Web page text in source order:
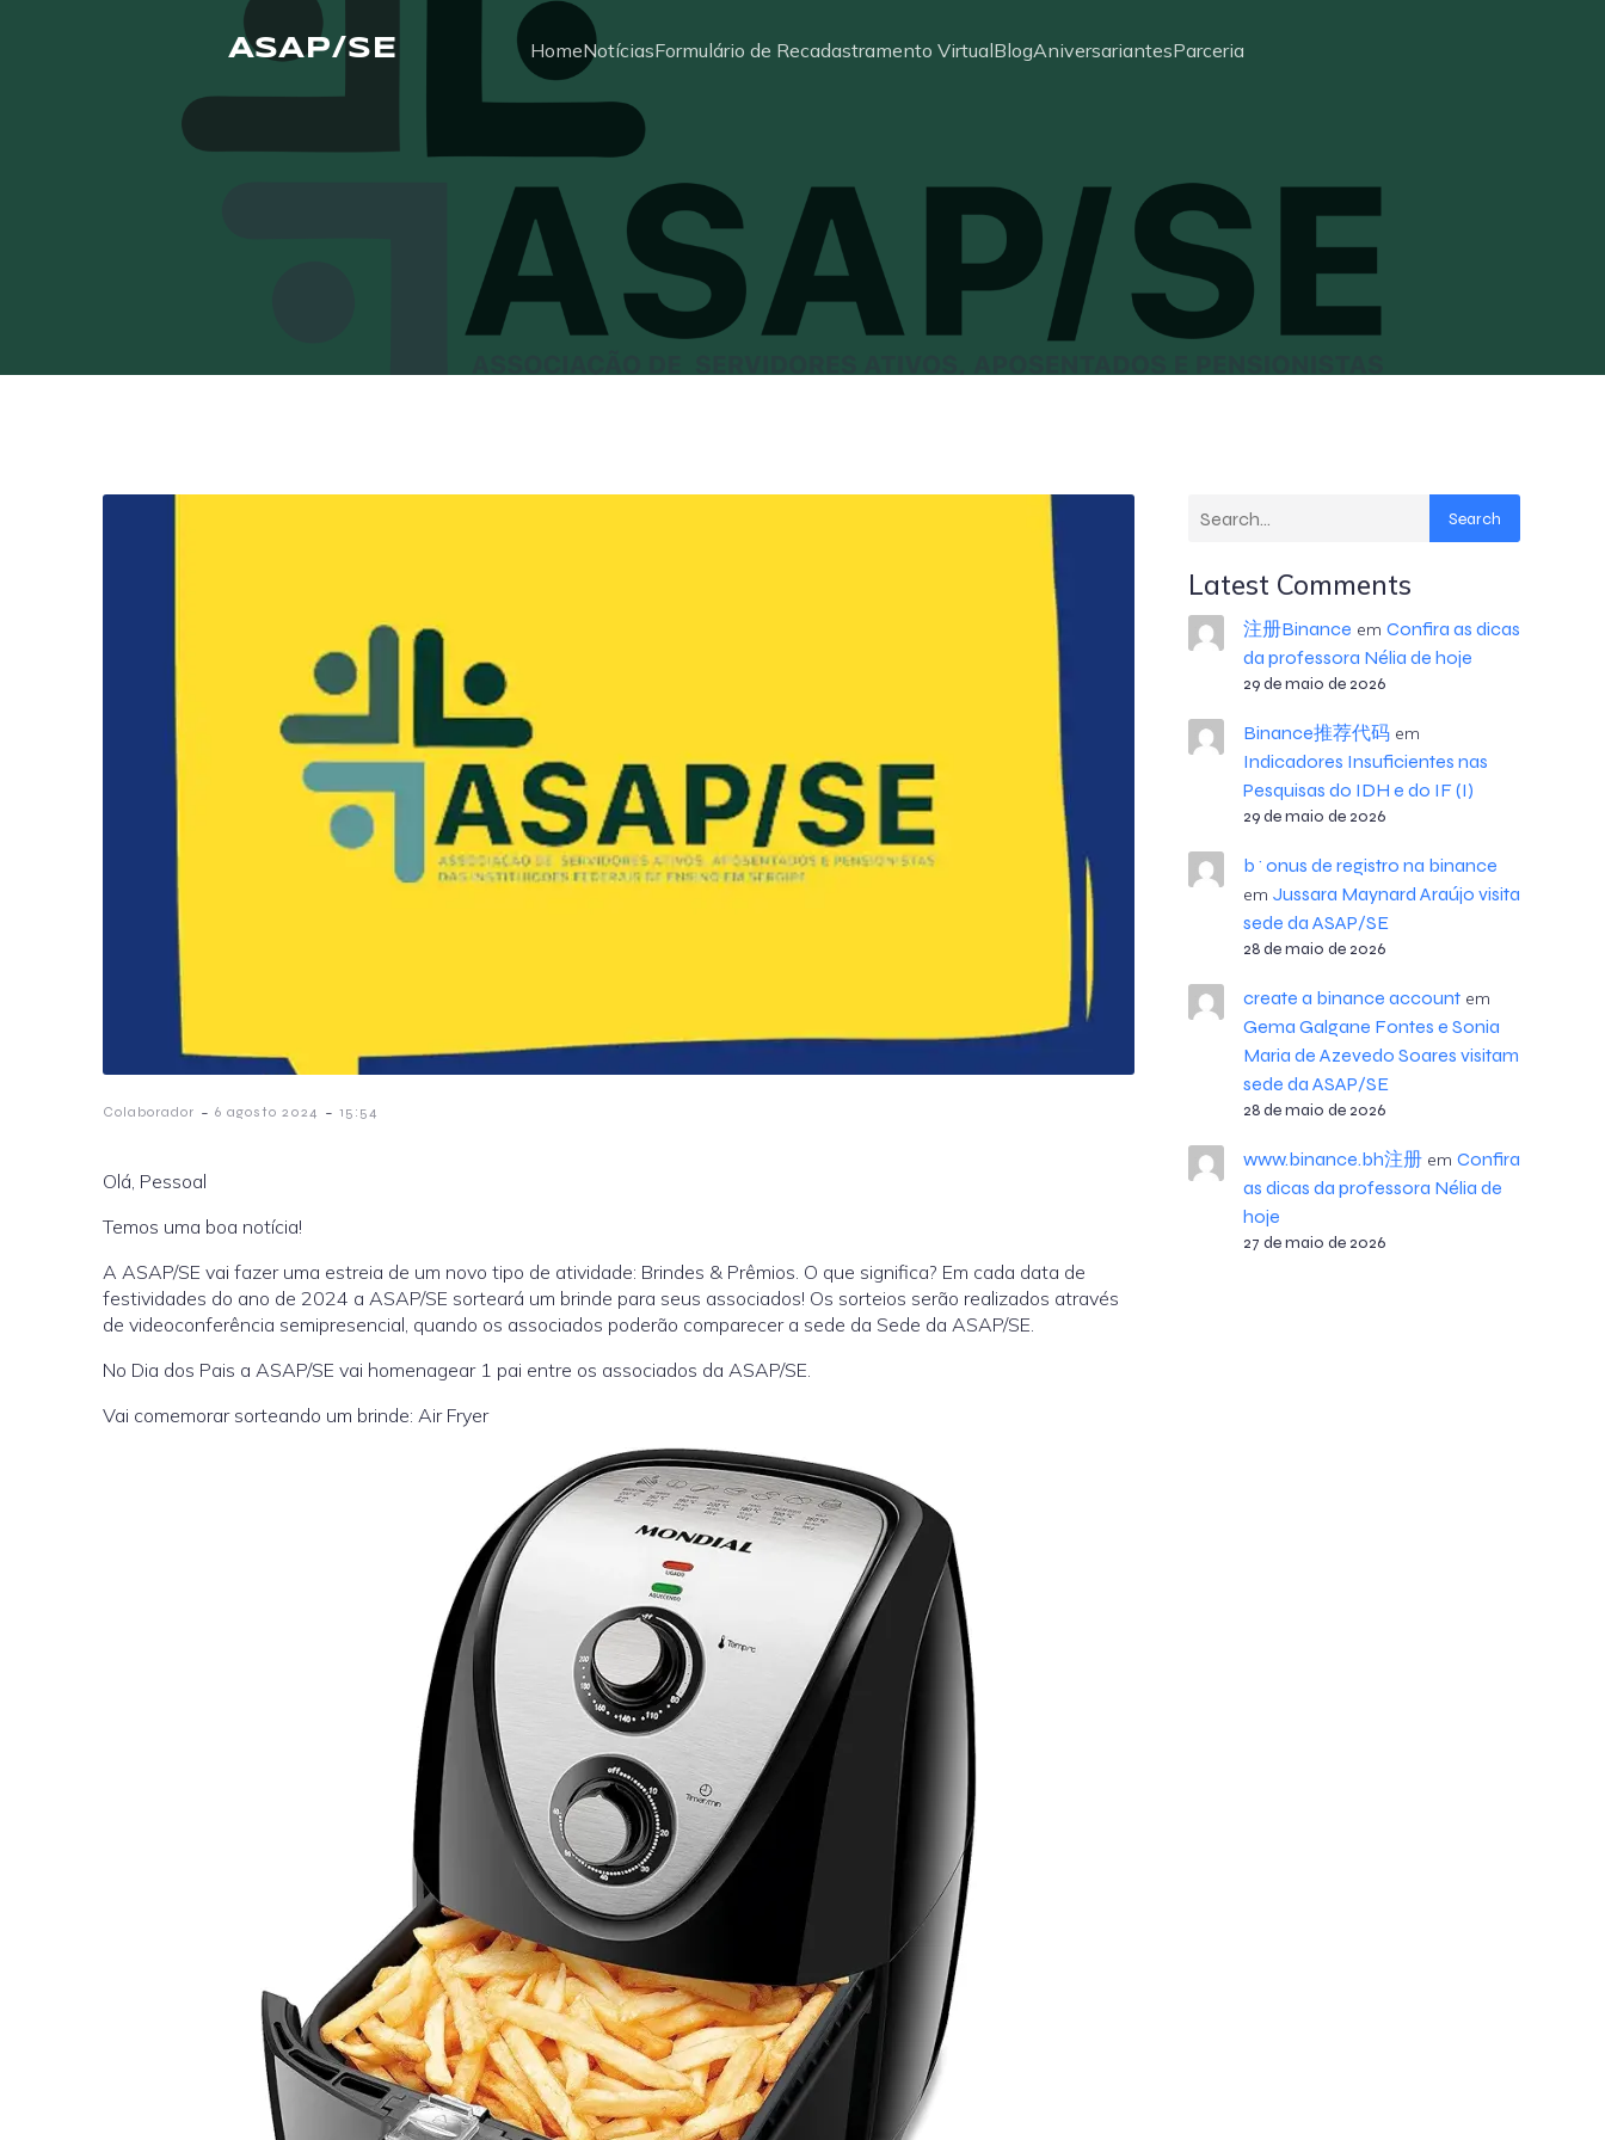
ASAP/SE HomeNotíciasFormulário de Recadastramento VirtualBlogAniversariantesParceria
Colaborador - 6 agosto 2024 - 15:54
Olá, Pessoal
Temos uma boa notícia!
A ASAP/SE vai fazer uma estreia de um novo tipo de atividade: Brindes & Prêmios. O que significa? Em cada data de
festividades do ano de 2024 a ASAP/SE sorteará um brinde para seus associados! Os sorteios serão realizados através
de videoconferência semipresencial, quando os associados poderão comparecer a sede da Sede da ASAP/SE.
No Dia dos Pais a ASAP/SE vai homenagear 1 pai entre os associados da ASAP/SE.
Vai comemorar sorteando um brinde: Air Fryer
Search
Latest Comments
注册Binance em Confira as dicas
da professora Nélia de hoje
29 de maio de 2026
Binance推荐代码em
Indicadores Insuficientes nas
Pesquisas do IDH e do IF (I)
29 de maio de 2026
b^onus de registro na binance
em Jussara Maynard Araújo visita
sede da ASAP/SE
28 de maio de 2026
create a binance accountem
Gema Galgane Fontes e Sonia
Maria de Azevedo Soares visitam
sede da ASAP/SE
28 de maio de 2026
www.binance.bh注册em Confira
as dicas da professora Nélia de
hoje
27 de maio de 2026